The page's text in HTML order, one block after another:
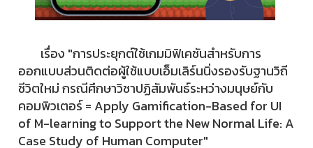
เรื่อง "การประยุกต์ใช้เกมมิฟิเคชันสำหรับการ
ออกแบบส่วนติดต่อผู้ใช้แบบเอ็มเลิร์นนิ่งรองรับฐานวิถี
ชีวิตใหม่ กรณีศึกษาวิชาปฏิสัมพันธ์ระหว่างมนุษย์กับ
คอมพิวเตอร์ = Apply Gamification-Based for UI
of M-learning to Support the New Normal Life: A
Case Study of Human Computer"